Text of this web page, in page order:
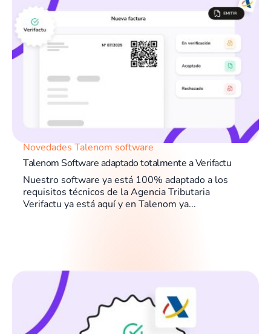
Novedades Talenom software
Talenom Software adaptado totalmente a Verifactu
Nuestro software ya está 100% adaptado a los
requisitos técnicos de la Agencia Tributaria
Verifactu ya está aquí y en Talenom ya...